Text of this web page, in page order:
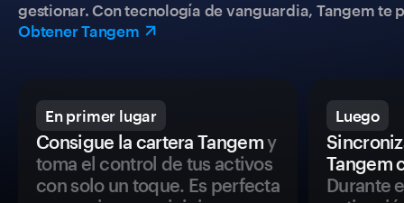
gestionar. Con tecnología de vanguardia, Tangem
Obtener Tangem
En primer lugar
Consigue la cartera Tangemy
toma el control de tus activos
con solo un toque. Es perfecta
Luego
Tangem
Durante